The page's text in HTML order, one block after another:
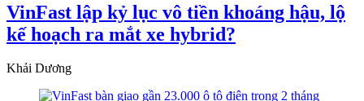
VinFast lập kỷ lục vô tiền khoáng hậu, lộ
kế hoạch ra mắt xe hybrid?
Khải Dương